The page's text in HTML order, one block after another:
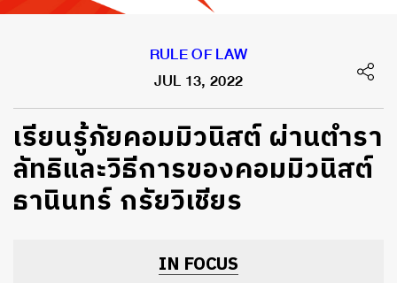
RULE OF LAW
JUL 13, 2022
เรียนรู้ภัยคอมมิวนิสต์ ผ่านตำรา
ลัทธิและวิธีการของคอมมิวนิสต์
ธานินทร์ กรัยวิเชียร
IN FOCUS